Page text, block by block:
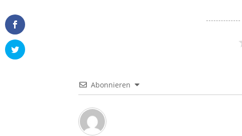
Abonnieren